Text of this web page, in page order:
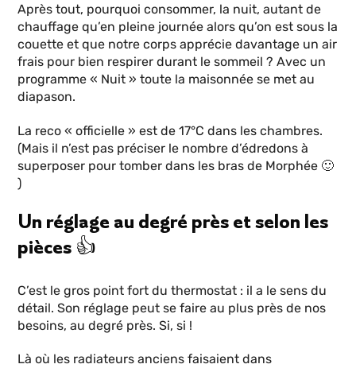
Après tout, pourquoi consommer, la nuit, autant de
chauffage qu’en pleine journée alors qu’on est sous la
couette et que notre corps apprécie davantage un air
frais pour bien respirer durant le sommeil ? Avec un
programme « Nuit » toute la maisonnée se met au
diapason.
La reco « officielle » est de 17°C dans les chambres.
(Mais il n’est pas préciser le nombre d’édredons à
superposer pour tomber dans les bras de Morphée 🙂
)
Un réglage au degré près et selon les
pièces 👍
C’est le gros point fort du thermostat : il a le sens du
détail. Son réglage peut se faire au plus près de nos
besoins, au degré près. Si, si !
Là où les radiateurs anciens faisaient dans